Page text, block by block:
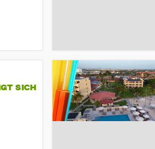
SICH